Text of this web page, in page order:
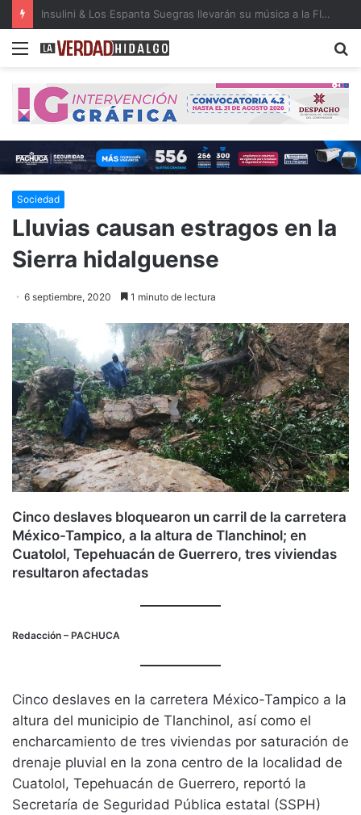
Detienen a dos presuntos narcomenudistas en Ajacuba y Mineral de la Reforma
Menu
Sociedad
Lluvias causan estragos en la
Sierra hidalguense
6 septiembre, 2020 1 minuto de lectura
Cinco deslaves bloquearon un carril de la carretera
México-Tampico, a la altura de Tlanchinol; en
Cuatolol, Tepehuacán de Guerrero, tres viviendas
resultaron afectadas
Redacción – PACHUCA
Cinco deslaves en la carretera México-Tampico a la
altura del municipio de Tlanchinol, así como el
encharcamiento de tres viviendas por saturación de
drenaje pluvial en la zona centro de la localidad de
Cuatolol, Tepehuacán de Guerrero, reportó la
Secretaría de Seguridad Pública estatal (SSPH)